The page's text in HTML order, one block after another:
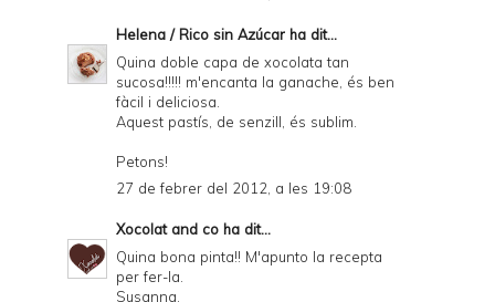
Helena / Rico sin Azúcar ha dit...
Quina doble capa de xocolata tan
sucosa!!!!! m'encanta la ganache, és ben
fàcil i deliciosa.
Aquest pastís, de senzill, és sublim.
Petons!
27 de febrer del 2012, a les 19:08
Xocolat and co ha dit...
Quina bona pinta!! M'apunto la recepta
per fer-la.
Susanna.